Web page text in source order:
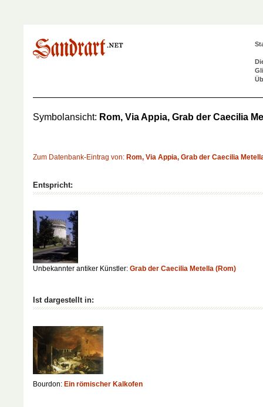
Symbolansicht: Rom, Via Appia, Grab der Caecilia
Zum Datenbank-Eintrag von: Rom, Via Appia, Grab der Caecilia
Entspricht:
Unbekannter antiker Künstler: Grab der Caecilia Metella (Rom)
Ist dargestellt in:
Bourdon: Ein römischer Kalkofen